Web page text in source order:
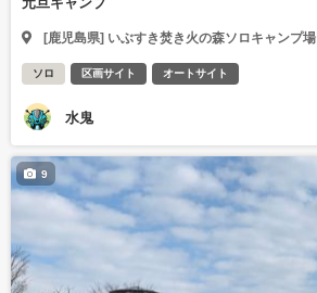
[鹿児島県] いぶすき焚き火の森ソロキャンプ場
ソロ 区画サイト オートサイト
水鬼
9